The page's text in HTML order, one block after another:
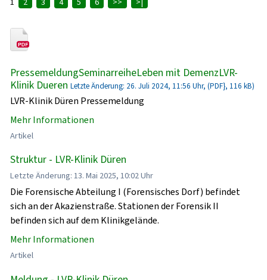
PressemeldungSeminarreiheLeben mit DemenzLVR-
Klinik Dueren Letzte Änderung: 26. Juli 2024, 11:56 Uhr, (PDF}, 116 kB)
LVR-Klinik Düren Pressemeldung
Mehr Informationen
Artikel
Struktur - LVR-Klinik Düren
Letzte Änderung: 13. Mai 2025, 10:02 Uhr
Die Forensische Abteilung I (Forensisches Dorf) befindet
sich an der Akazienstraße. Stationen der Forensik II
befinden sich auf dem Klinikgelände.
Mehr Informationen
Artikel